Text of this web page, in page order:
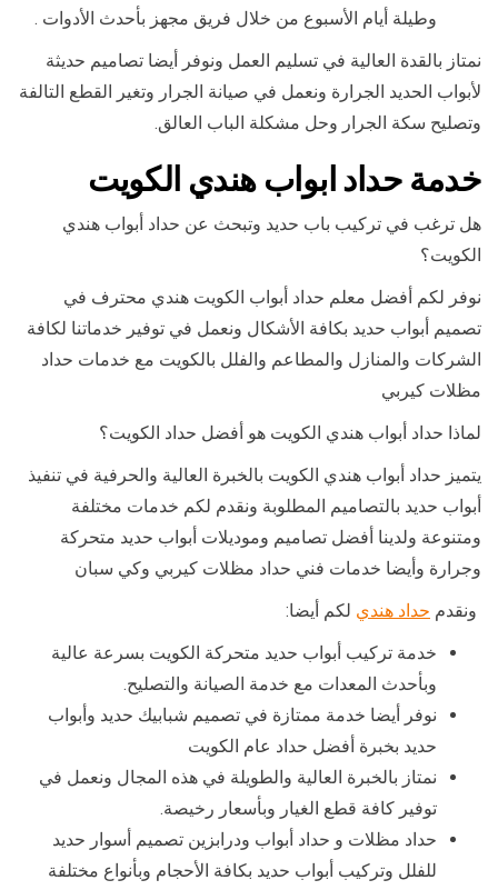
وطيلة أيام الأسبوع من خلال فريق مجهز بأحدث الأدوات .
نمتاز بالقدة العالية في تسليم العمل ونوفر أيضا تصاميم حديثة
لأبواب الحديد الجرارة ونعمل في صيانة الجرار وتغير القطع التالفة
وتصليح سكة الجرار وحل مشكلة الباب العالق.
خدمة حداد ابواب هندي الكويت
هل ترغب في تركيب باب حديد وتبحث عن حداد أبواب هندي
الكويت؟
نوفر لكم أفضل معلم حداد أبواب الكويت هندي محترف في
تصميم أبواب حديد بكافة الأشكال ونعمل في توفير خدماتنا لكافة
الشركات والمنازل والمطاعم والفلل بالكويت مع خدمات حداد
مظلات كيربي
لماذا حداد أبواب هندي الكويت هو أفضل حداد الكويت؟
يتميز حداد أبواب هندي الكويت بالخبرة العالية والحرفية في تنفيذ
أبواب حديد بالتصاميم المطلوبة ونقدم لكم خدمات مختلفة
ومتنوعة ولدينا أفضل تصاميم وموديلات أبواب حديد متحركة
وجرارة وأيضا خدمات فني حداد مظلات كيربي وكي سبان
ونقدم حداد هندي لكم أيضا:
خدمة تركيب أبواب حديد متحركة الكويت بسرعة عالية
وبأحدث المعدات مع خدمة الصيانة والتصليح.
نوفر أيضا خدمة ممتازة في تصميم شبابيك حديد وأبواب
حديد بخبرة أفضل حداد عام الكويت
نمتاز بالخبرة العالية والطويلة في هذه المجال ونعمل في
توفير كافة قطع الغيار وبأسعار رخيصة.
حداد مظلات و حداد أبواب ودرابزين تصميم أسوار حديد
للفلل وتركيب أبواب حديد بكافة الأحجام وبأنواع مختلفة